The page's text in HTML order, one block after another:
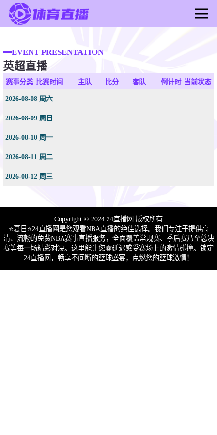
足球直播
篮球直播
足球录像
篮球新闻
EVENT PRESENTATION
英超直播
赛事分类 比赛时间 主队 比分 客队 倒计时 当前状态
2026-08-08 周六
2026-08-09 周日
2026-08-10 周一
2026-08-11 周二
2026-08-12 周三
Copyright © 2024 24直播网 版权所有
⭐️夏日⭐24直播网是您观看NBA直播的绝佳选择。我们专注于提供高
清、流畅的免费NBA赛事直播服务，全面覆盖常规赛、季后赛乃至总决
赛等每一场精彩对决。这里能让您零延迟感受赛场上的激情碰撞。锁定
24直播网，畅享不间断的篮球盛宴，点燃您的篮球激情！